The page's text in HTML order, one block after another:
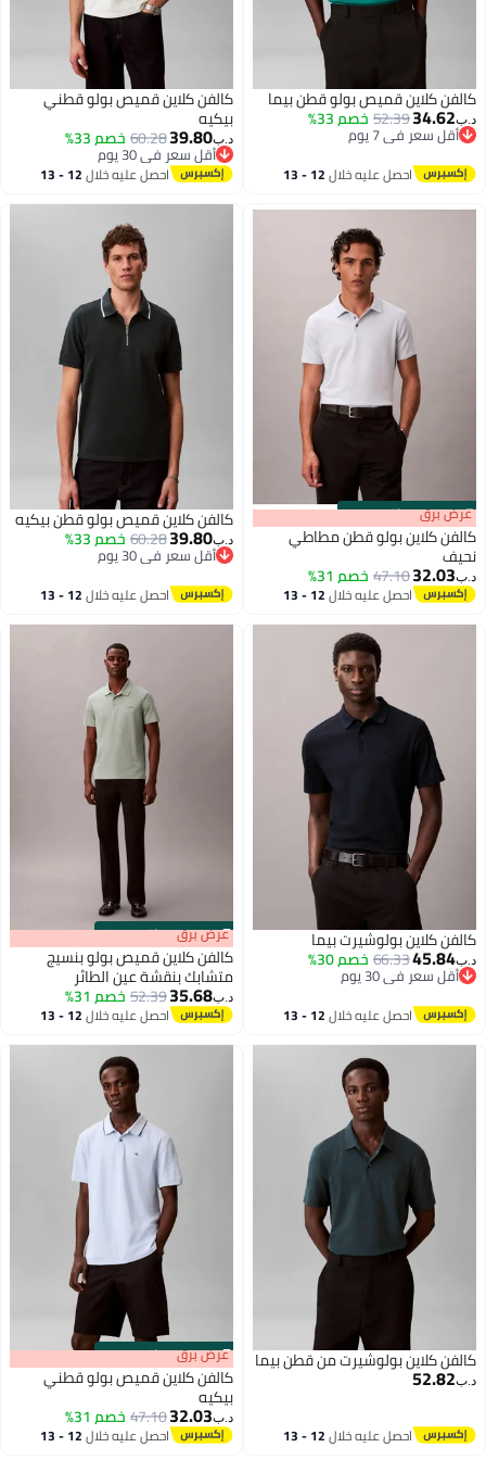
كلاين قميص بولو قطن بيما
34.62
52.39خصم 33%
سعر في 7 يوم
سعر في 7 يوم
احصل عليه خلال 12 - 13
كالفن كلاين قميص بولو قطني
بيكيه
39.80
60.28خصم 33%
أقل سعر في 30 يوم
أقل سعر في 30 يوماحصل عليه خلال 12 - 13
00m:
·باقي 100% برق
كلاين بولو قطن مطاطي
32.03
47.10خصم 31%
احصل عليه خلال 12 - 13
كالفن كلاين قميص بولو قطن بيكيه
39.80
60.28خصم 33%
أقل سعر في 30 يوم
أقل سعر في 30 يوم
احصل عليه خلال 12 - 13
كلاين بولوشيرت بيما
45.84
66.33خصم 30%
سعر في 30 يوم
سعر في 30 يوم
احصل عليه خلال 12 - 13
00m:00
·باقي 100% عرض برق
كالفن كلاين قميص بولو بنسيج
متشابك بنقشة عين الطائر
35.68
52.39خصم 31%
احصل عليه خلال 12 - 13
كلاين بولوشيرت من قطن بيما
52.82
احصل عليه خلال 12 - 13
00m:00
·باقي 100% عرض برق
كالفن كلاين قميص بولو قطني
بيكيه
32.03
47.10خصم 31%
احصل عليه خلال 12 - 13